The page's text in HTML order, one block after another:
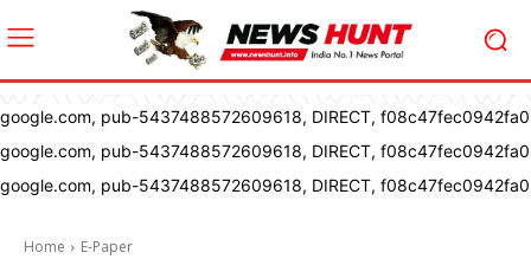
google.com, pub-5437488572609618, DIRECT, f08c47fec0942fa0
google.com, pub-5437488572609618, DIRECT, f08c47fec0942fa0
google.com, pub-5437488572609618, DIRECT, f08c47fec0942fa0
Home E-Paper